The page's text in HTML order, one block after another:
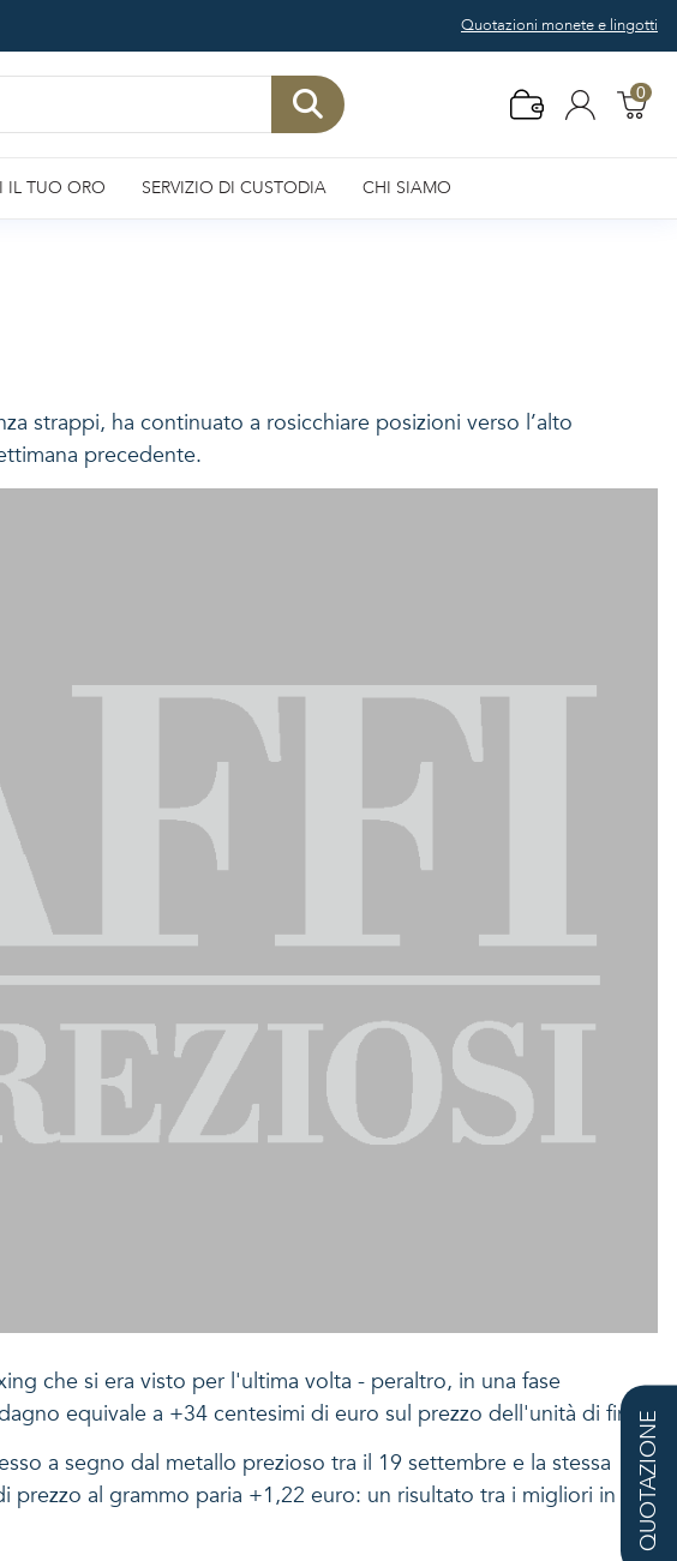
Quotazioni monete e lingotti
0
IL TUO ORO SERVIZIO DI CUSTODIA CHI SIAMO
strappi, ha continuato a rosicchiare posizioni verso l’alto
precedente.
che si era visto per l'ultima volta - peraltro, in una fase
equivale a +34 centesimi di euro sul prezzo dell'unità di fino.
a segno dal metallo prezioso tra il 19 settembre e la stessa
al grammo paria +1,22 euro: un risultato tra i migliori in
QUOTAZIONE